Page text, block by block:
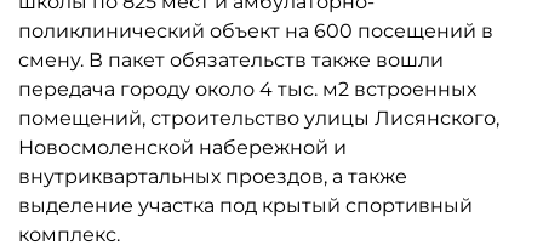
поликлинический объект на 600 посещений в
смену. В пакет обязательств также вошли
передача городу около 4 тыс. м2 встроенных
помещений, строительство улицы Лисянского,
Новосмоленской набережной и
внутриквартальных проездов, а также
выделение участка под крытый спортивный
комплекс.